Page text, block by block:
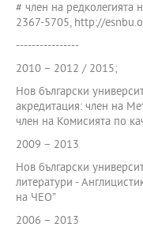
# член на редколегията
2367-5705, http://
----------------
2010 – 2012 / 2015;
Нов български
акредитация: член на
член на Комисията по
2009 – 2013
Нов български
литератури -
на ЧЕО”
2006 – 2013